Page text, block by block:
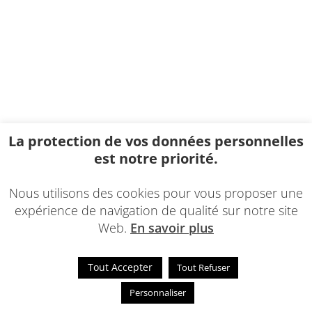
La protection de vos données personnelles
est notre priorité.
Nous utilisons des cookies pour vous proposer une
expérience de navigation de qualité sur notre site
Web. En savoir plus
Tout Accepter
Tout Refuser
Personnaliser